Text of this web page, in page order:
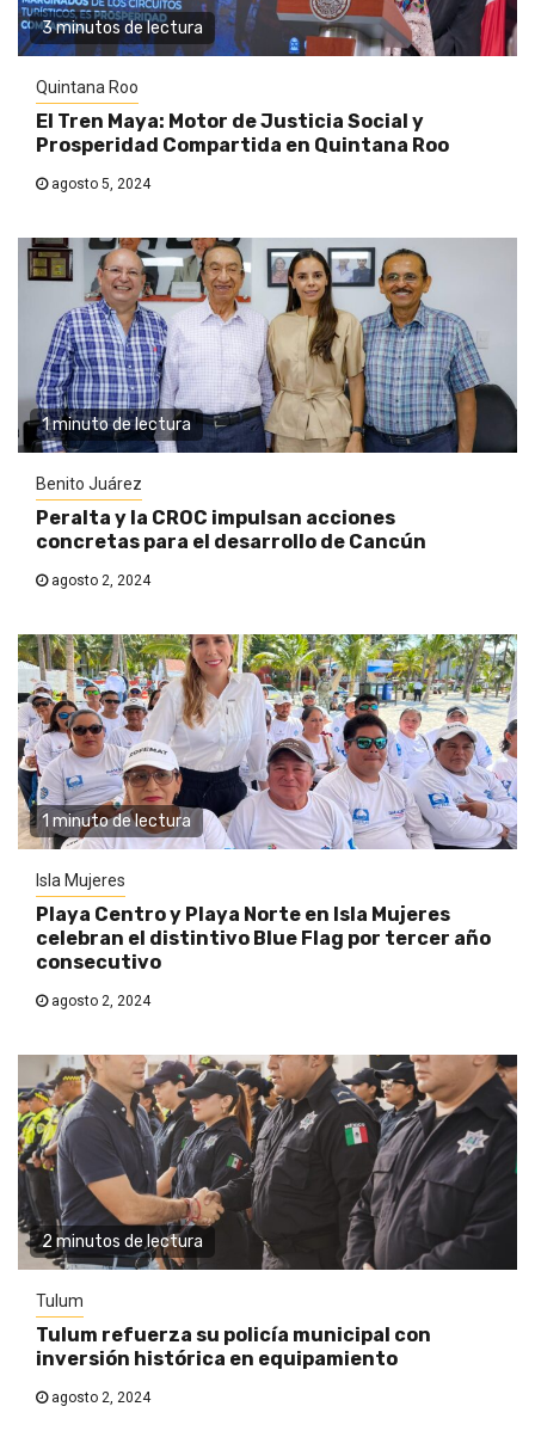
3 minutos de lectura
Quintana Roo
El Tren Maya: Motor de Justicia Social y
Prosperidad Compartida en Quintana Roo
agosto 5, 2024
1 minuto de lectura
Benito Juárez
Peralta y la CROC impulsan acciones
concretas para el desarrollo de Cancún
agosto 2, 2024
1 minuto de lectura
Isla Mujeres
Playa Centro y Playa Norte en Isla Mujeres
celebran el distintivo Blue Flag por tercer año
consecutivo
agosto 2, 2024
2 minutos de lectura
Tulum
Tulum refuerza su policía municipal con
inversión histórica en equipamiento
agosto 2, 2024